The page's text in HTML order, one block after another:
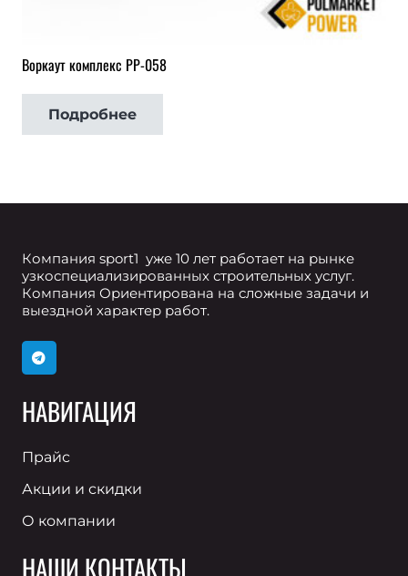
Воркаут комплекс РР-058
Подробнее
Компания sport1 уже 10 лет работает на рынке
узкоспециализированных строительных услуг.
Компания Ориентирована на сложные задачи и
выездной характер работ.
НАВИГАЦИЯ
Прайс
Акции и скидки
О компании
НАШИ КОНТАКТЫ